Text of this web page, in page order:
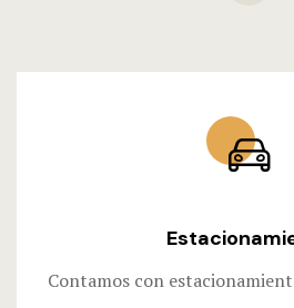
Contamos con